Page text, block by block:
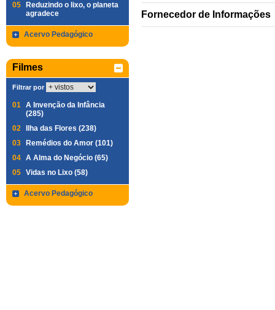
05
Reduzindo o lixo, o planeta
agradece
Acervo Pedagógico
Filmes
Filtrar por
01 A Invenção da Infância
(285)
02
Ilha das Flores (238)
03
Remédios do Amor (101)
04 A Alma do Negócio (65)
05 Vidas no Lixo (58)
Acervo Pedagógico
Fornecedor de Informações